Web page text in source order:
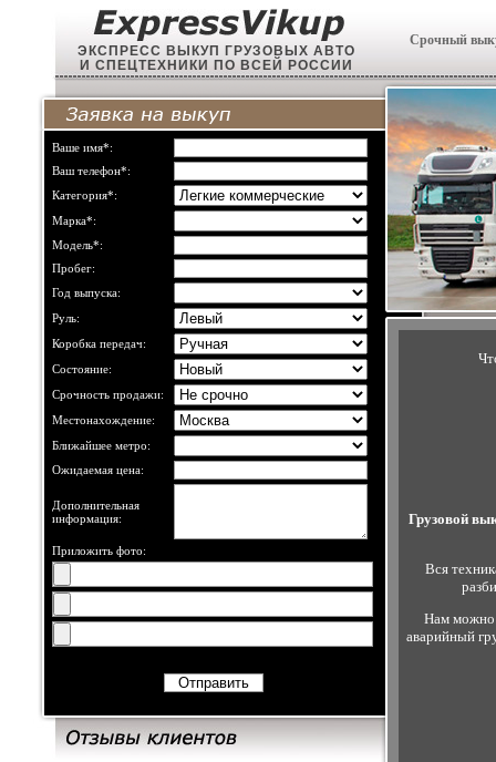
ЭКСПРЕСС ВЫКУП ГРУЗОВЫХ АВТО
И СПЕЦТЕХНИКИ ПО ВСЕЙ РОССИИ
Срочный
Ваше имя*:
Ваш телефон*:
Категория*:
Марка*:
Модель*:
Пробег:
Год выпуска:
Руль:
Коробка передач:
Состояние:
Срочность продажи:
Местонахождение:
Ближайшее метро:
Ожидаемая цена:
Дополнительная
информация:
Приложить фото:
Грузовой
Вся
Нам можно
аварийный